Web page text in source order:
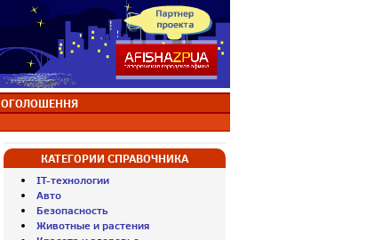
ОГОЛОШЕННЯ
КАТЕГОРИИ СПРАВОЧНИКА
IT-технологии
Авто
Безопасность
Животные и растения